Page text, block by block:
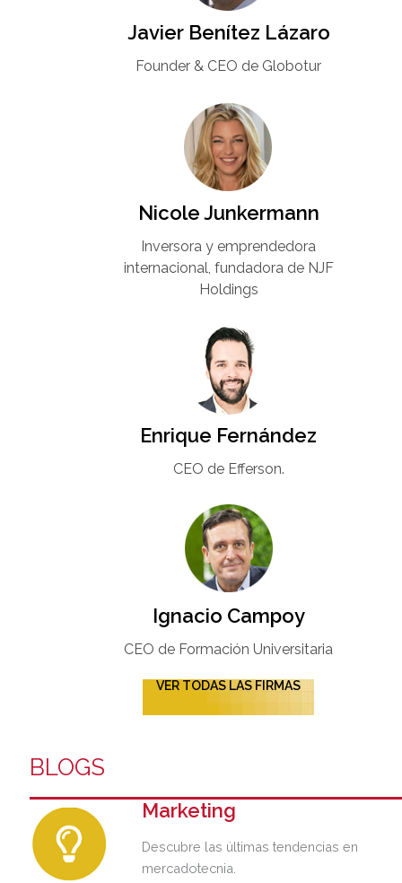
Javier Benítez Lázaro
Founder & CEO de Globotur​
Nicole Junkermann​
Inversora y emprendedora
internacional, fundadora de NJF
Holdings
Enrique Fernández
CEO de Efferson.
Ignacio Campoy​
CEO de Formación Universitaria​
VER TODAS LAS FIRMAS
BLOGS
Marketing
Descubre las últimas tendencias en
mercadotecnia.